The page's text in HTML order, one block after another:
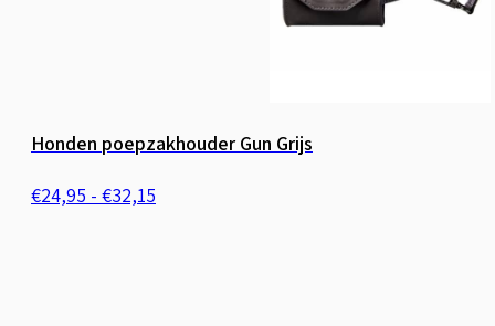
Honden poepzakhouder Gun Grijs
€24,95 - €32,15